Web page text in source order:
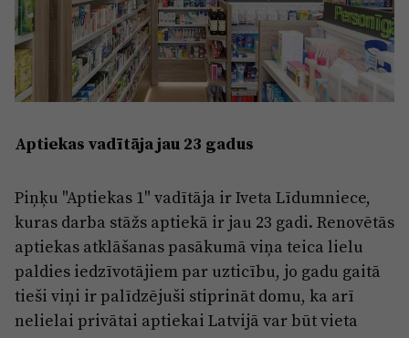
Aptiekas vadītāja jau 23 gadus
Piņķu "Aptiekas 1" vadītāja ir Iveta Līdumniece,
kuras darba stāžs aptiekā ir jau 23 gadi. Renovētās
aptiekas atklāšanas pasākumā viņa teica lielu
paldies iedzīvotājiem par uzticību, jo gadu gaitā
tieši viņi ir palīdzējuši stiprināt domu, ka arī
nelielai privātai aptiekai Latvijā var būt vieta